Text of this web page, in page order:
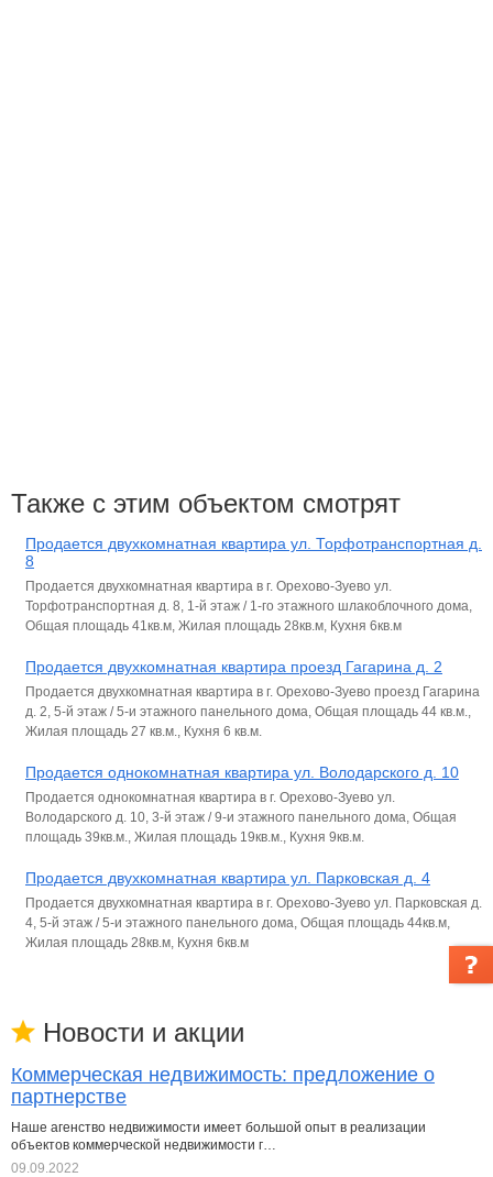
Также с этим объектом смотрят
Продается двухкомнатная квартира ул. Торфотранспортная д.
8
Продается двухкомнатная квартира в г. Орехово-Зуево ул.
Торфотранспортная д. 8, 1-й этаж / 1-го этажного шлакоблочного дома,
Общая площадь 41кв.м, Жилая площадь 28кв.м, Кухня 6кв.м
Продается двухкомнатная квартира проезд Гагарина д. 2
Продается двухкомнатная квартира в г. Орехово-Зуево проезд Гагарина
д. 2, 5-й этаж / 5-и этажного панельного дома, Общая площадь 44 кв.м.,
Жилая площадь 27 кв.м., Кухня 6 кв.м.
Продается однокомнатная квартира ул. Володарского д. 10
Продается однокомнатная квартира в г. Орехово-Зуево ул.
Володарского д. 10, 3-й этаж / 9-и этажного панельного дома, Общая
площадь 39кв.м., Жилая площадь 19кв.м., Кухня 9кв.м.
Продается двухкомнатная квартира ул. Парковская д. 4
Продается двухкомнатная квартира в г. Орехово-Зуево ул. Парковская д.
4, 5-й этаж / 5-и этажного панельного дома, Общая площадь 44кв.м,
Жилая площадь 28кв.м, Кухня 6кв.м
Новости и акции
Коммерческая недвижимость: предложение о
партнерстве
Наше агенство недвижимости имеет большой опыт в реализации
объектов коммерческой недвижимости г…
09.09.2022